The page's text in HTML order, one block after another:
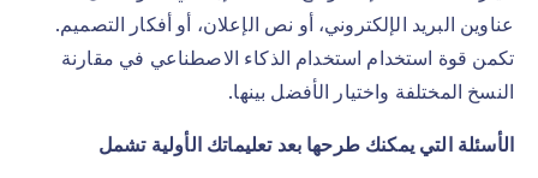
عناوين البريد الإلكتروني، أو نص الإعلان، أو أفكار التصميم.
تكمن قوة استخدام استخدام الذكاء الاصطناعي في مقارنة
النسخ المختلفة واختيار الأفضل بينها.
الأسئلة التي يمكنك طرحها بعد تعليماتك الأولية تشمل